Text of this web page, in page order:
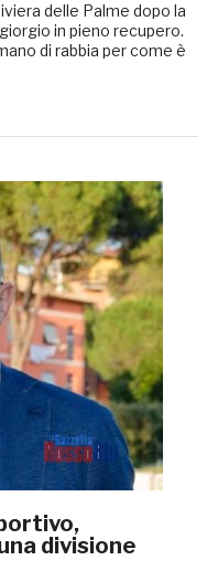
delle Palme dopo la
in pieno recupero.
di rabbia per come è
divisione